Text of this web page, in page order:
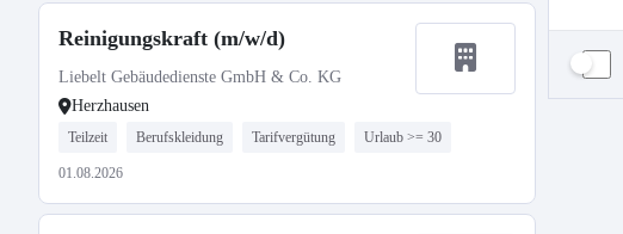
Reinigungskraft (m/w/d)
Liebelt Gebäudedienste GmbH & Co. KG
Herzhausen
Teilzeit Berufskleidung Tarifvergütung Urlaub >= 30
01.08.2026